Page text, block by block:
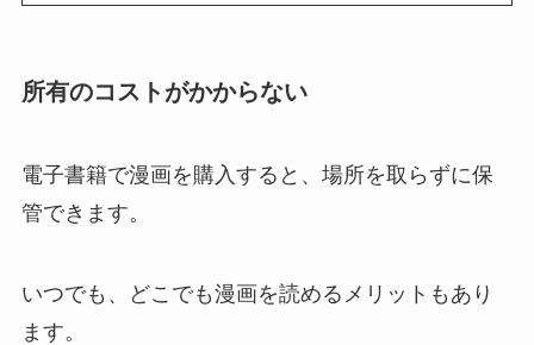
所有のコストがかからない
電子書籍で漫画を購入すると、場所を取らずに保
管できます。
いつでも、どこでも漫画を読めるメリットもあり
ます。